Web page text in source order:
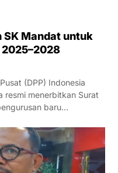
SK Mandat untuk
(DPP) Indonesia
resmi menerbitkan Surat
baru…